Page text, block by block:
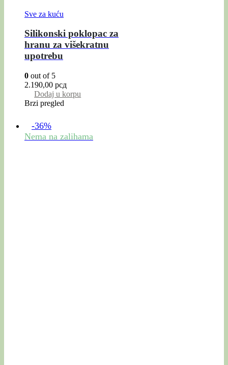
Sve za kuću
Silikonski poklopac za
hranu za višekratnu
upotrebu
0 out of 5
2.190,00 рсд
Dodaj u korpu
Brzi pregled
-36%
Nema na zalihama